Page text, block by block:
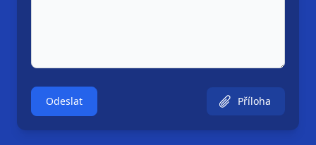
Odeslat Příloha